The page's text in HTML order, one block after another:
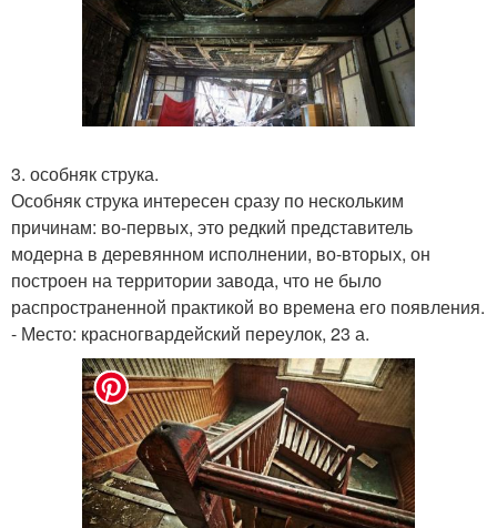
3. особняк струка.
Особняк струка интересен сразу по нескольким
причинам: во-первых, это редкий представитель
модерна в деревянном исполнении, во-вторых, он
построен на территории завода, что не было
распространенной практикой во времена его появления.
- Место: красногвардейский переулок, 23 а.